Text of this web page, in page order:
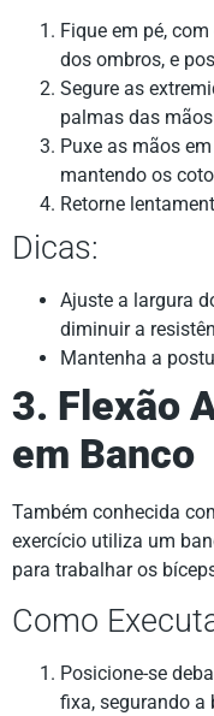
Fique em pé,
dos ombros, e
Segure as
palmas das
Puxe as mãos
mantendo os
Retorne
Dicas:
Ajuste a largura
diminuir a
Mantenha a
3. Flexão
em Banco
Também conhecida
exercício utiliza um
para trabalhar os
Como
Posicione-se
fixa, segurando a